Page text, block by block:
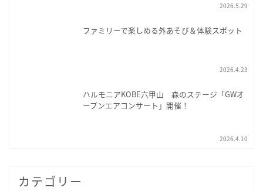
2026.5.29
ファミリーで楽しめる外あそび＆体験スポット
2026.4.23
ハルモニアKOBE六甲山 森のステージ「GWオ
ープンエアコンサート」開催！
2026.4.10
カテゴリー